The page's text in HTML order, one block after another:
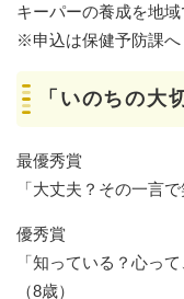
キーパーの養成を地域
※申込は保健予防課へ
「いのちの大
最優秀賞
「大丈夫？その一言
優秀賞
「知っている？心っ
（8歳）